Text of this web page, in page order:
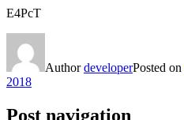
E4PcT
AuthordeveloperPosted on
2018
Post navigation